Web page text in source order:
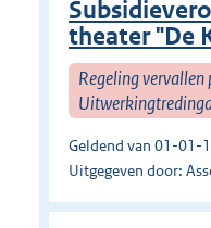
theater "De
Regeling
Geldend van 01-
Uitgegeven door: